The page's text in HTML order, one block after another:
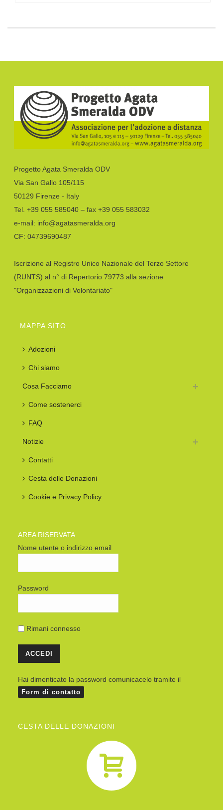
Progetto Agata Smeralda ODV
Via San Gallo 105/115
50129 Firenze - Italy
Tel. +39 055 585040 – fax +39 055 583032
e-mail: info@agatasmeralda.org
CF: 04739690487
Iscrizione al Registro Unico Nazionale del Terzo Settore
(RUNTS) al n° di Repertorio 79773 alla sezione
"Organizzazioni di Volontariato"
MAPPA SITO
Adozioni
Chi siamo
Cosa Facciamo
Come sostenerci
FAQ
Notizie
Contatti
Cesta delle Donazioni
Cookie e Privacy Policy
AREA RISERVATA
Nome utente o indirizzo email
Password
Rimani connesso
Hai dimenticato la password comunicacelo tramite il
Form di contatto
CESTA DELLE DONAZIONI